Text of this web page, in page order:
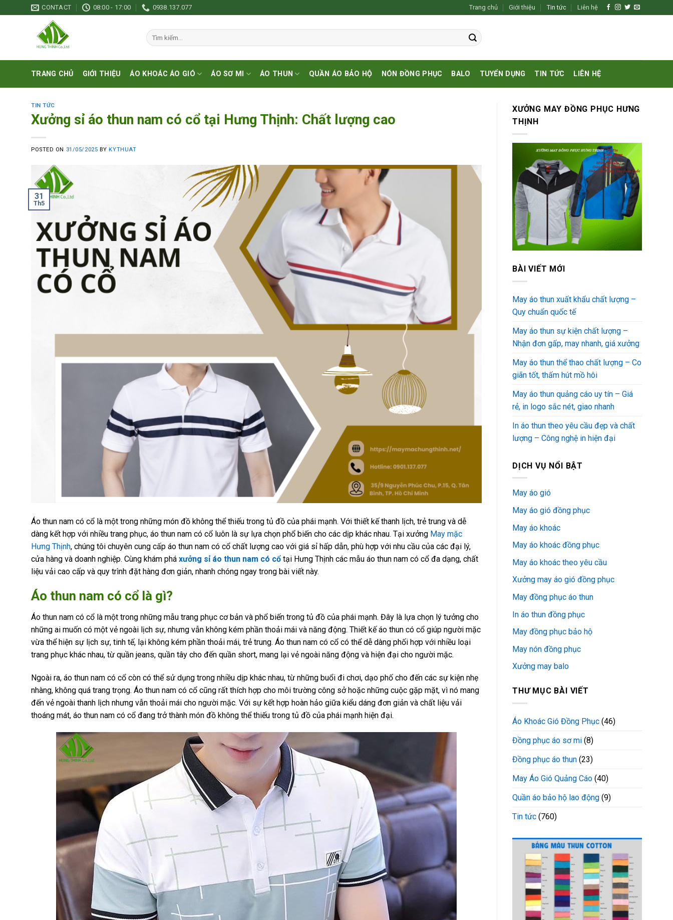
to
CONTACT 08:00 - 17:00 0938.137.077 Trang chủ Giới thiệu Tin tức Liên hệ
Tìm
kiếm:
TRANG CHỦ GIỚI THIỆU ÁO KHOÁC ÁO GIÓ ÁO SƠ MI ÁO THUN QUẦN ÁO BẢO HỘ NÓN ĐỒNG PHỤC BALO TUYỂN DỤNG TIN TỨC LIÊN HỆ
TIN TỨC
Xưởng sỉ áo thun nam có cổ tại Hưng Thịnh: Chất lượng cao
POSTED ON 31/05/2025 BYKYTHUAT
31
Th5
Áo thun nam có cổ là một trong những món đồ không thể thiếu trong tủ đồ của phái mạnh. Với thiết kế thanh lịch, trẻ trung và dễ
dàng kết hợp với nhiều trang phục, áo thun nam có cổ luôn là sự lựa chọn phổ biến cho các dịp khác nhau. Tại xưởng May mặc
Hưng Thịnh, chúng tôi chuyên cung cấp áo thun nam có cổ chất lượng cao với giá sỉ hấp dẫn, phù hợp với nhu cầu của các đại lý,
cửa hàng và doanh nghiệp. Cùng khám phá xưởng sỉ áo thun nam có cổ tại Hưng Thịnh các mẫu áo thun nam có cổ đa dạng, chất
liệu vải cao cấp và quy trình đặt hàng đơn giản, nhanh chóng ngay trong bài viết này.
Áo thun nam có cổ là gì?
Áo thun nam có cổ là một trong những mẫu trang phục cơ bản và phổ biến trong tủ đồ của phái mạnh. Đây là lựa chọn lý tưởng cho
những ai muốn có một vẻ ngoài lịch sự, nhưng vẫn không kém phần thoải mái và năng động. Thiết kế áo thun có cổ giúp người mặc
vừa thể hiện sự lịch sự, tinh tế, lại không kém phần thoải mái, trẻ trung. Áo thun nam có cổ có thể dễ dàng phối hợp với nhiều loại
trang phục khác nhau, từ quần jeans, quần tây cho đến quần short, mang lại vẻ ngoài năng động và hiện đại cho người mặc.
Ngoài ra, áo thun nam có cổ còn có thể sử dụng trong nhiều dịp khác nhau, từ những buổi đi chơi, dạo phố cho đến các sự kiện nhẹ
nhàng, không quá trang trọng. Áo thun nam có cổ cũng rất thích hợp cho môi trường công sở hoặc những cuộc gặp mặt, vì nó mang
đến vẻ ngoài thanh lịch nhưng vẫn thoải mái cho người mặc. Với sự kết hợp hoàn hảo giữa kiểu dáng đơn giản và chất liệu vải
thoáng mát, áo thun nam có cổ đang trở thành món đồ không thể thiếu trong tủ đồ của phái mạnh hiện đại.
XƯỞNG MAY ĐỒNG PHỤC HƯNG
THỊNH
BÀI VIẾT MỚI
May áo thun xuất khẩu chất lượng –
Quy chuẩn quốc tế
May áo thun sự kiện chất lượng –
Nhận đơn gấp, may nhanh, giá xưởng
May áo thun thể thao chất lượng – Co
giãn tốt, thấm hút mồ hôi
May áo thun quảng cáo uy tín – Giá
rẻ, in logo sắc nét, giao nhanh
In áo thun theo yêu cầu đẹp và chất
lượng – Công nghệ in hiện đại
DỊCH VỤ NỔI BẬT
May áo gió
May áo gió đồng phục
May áo khoác
May áo khoác đồng phục
May áo khoác theo yêu cầu
Xưởng may áo gió đồng phục
May đồng phục áo thun
In áo thun đồng phục
May đồng phục bảo hộ
May nón đồng phục
Xưởng may balo
THƯ MỤC BÀI VIẾT
Áo Khoác Gió Đồng Phục (46)
Đồng phục áo sơ mi (8)
Đồng phục áo thun (23)
May Áo Gió Quảng Cáo (40)
Quần áo bảo hộ lao động (9)
Tin tức (760)